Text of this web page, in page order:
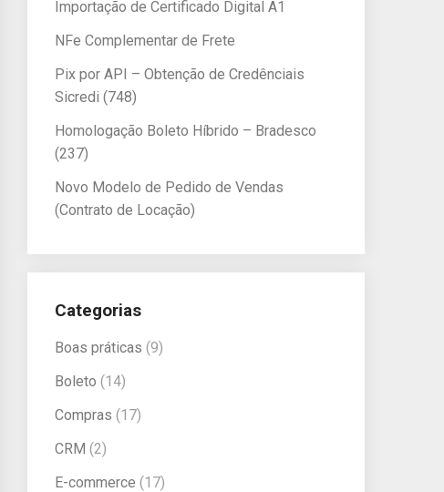
Importação de Certificado Digital A1
NFe Complementar de Frete
Pix por API – Obtenção de Credênciais
Sicredi (748)
Homologação Boleto Híbrido – Bradesco
(237)
Novo Modelo de Pedido de Vendas
(Contrato de Locação)
Categorias
Boas práticas (9)
Boleto (14)
Compras (17)
CRM (2)
E-commerce (17)